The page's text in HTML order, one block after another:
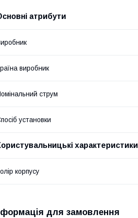
атрибути
виробник
струм
установки
характеристики
корпусу
для замовлення